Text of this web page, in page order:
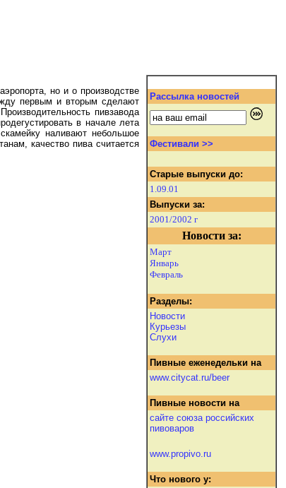
но и о производстве
первым и вторым сделают
пивзавода
в начале лета
наливают небольшое
качество пива считается
Рассылка новостей
Фестивали >>
Старые выпуски до:
1.09.01
Выпуски за:
2001/2002 г
Новости за:
Март
Январь
Февраль
Разделы:
Новости
Курьезы
Слухи
Пивные еженедельки на
www.citycat.ru/beer
Пивные новости на
сайте союза российских
пивоваров
www.propivo.ru
Что нового у: